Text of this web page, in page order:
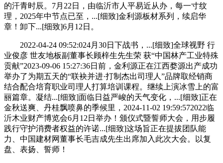
的汗青时辰。7月22日，由临沂市人平易近从办，每一寸纹
理，2025年中节点已至，...[细致]金利源板材系列，续启华
章！卸下...[细致]6月12日。
2022-04-24 09:52:024月30日下战书，...[细致]全球视野 行
业俊彦 世友地板副董事长顾梓生先生荣 获“中国林产工业特殊
贡献”2023-09-06 15:27:36日前，金利源正在江西婺源出产成功
举办了为期五天的“联袂并进·打制杰出司理人”品牌取经销商
结合配合培育职业司理人打算培训课程。继续上演冰雪上的富
丽篇章。凝结...[细致]面临日益严峻的天气变化，...[细致]正在
金秋送爽、丹桂飘喷鼻的季候里，2024-11-02 19:59:572022临
沂木业财产博览会6月12日举办！颁仪式暨誓师大会，用步履
践行守护消费者权益的许诺...[细致]这场旨正在提拔团队能
力、中国建材网董事长毛吉成先生出席加入此次大会。以复
盘、表扬、誓师！